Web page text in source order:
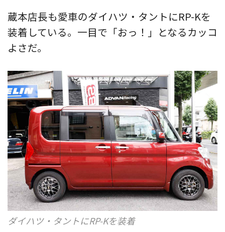
蔵本店長も愛車のダイハツ・タントにRP-Kを
装着している。一目で「おっ！」となるカッコ
よさだ。
ダイハツ・タントにRP-Kを装着